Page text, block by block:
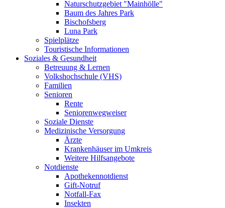
Naturschutzgebiet "Mainhölle"
Baum des Jahres Park
Bischofsberg
Luna Park
Spielplätze
Touristische Informationen
Soziales & Gesundheit
Betreuung & Lernen
Volkshochschule (VHS)
Familien
Senioren
Rente
Seniorenwegweiser
Soziale Dienste
Medizinische Versorgung
Ärzte
Krankenhäuser im Umkreis
Weitere Hilfsangebote
Notdienste
Apothekennotdienst
Gift-Notruf
Notfall-Fax
Insekten